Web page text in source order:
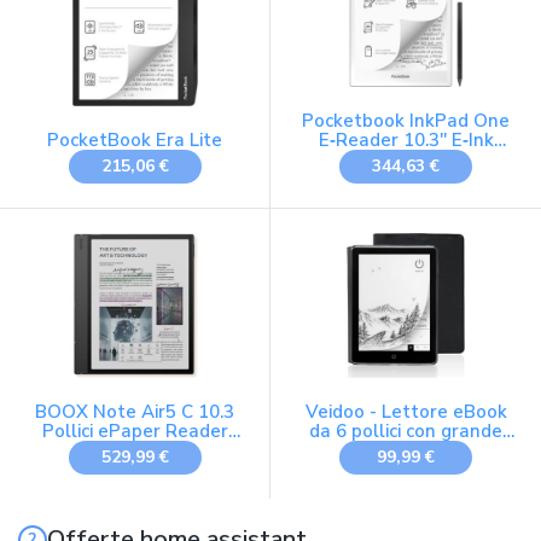
PocketBook Era Lite
215,06 €
Pocketbook InkPad One
E‑Reader 10.3'' E‑Ink
Mobius Display 32GB,
Supporto Stylus,
DE/AT/CH
344,63 €
BOOX Note Air5 C 10.3
Pollici ePaper Reader
64GB Android 15 Colore
E-Ink Tablet
529,99 €
Veidoo - Lettore eBook
da 6 pollici con grande
schermo E-Ink, 32GB
ROM, 758 x 1024, 212
99,99 €